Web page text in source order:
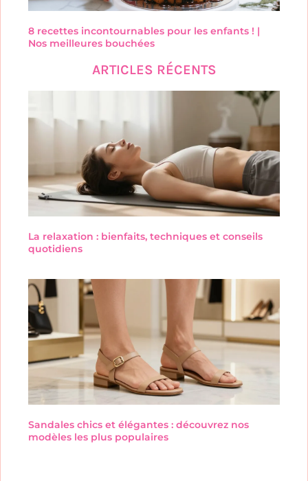
8 recettes incontournables pour les enfants ! |
Nos meilleures bouchées
ARTICLES RÉCENTS
La relaxation : bienfaits, techniques et conseils
quotidiens
Sandales chics et élégantes : découvrez nos
modèles les plus populaires